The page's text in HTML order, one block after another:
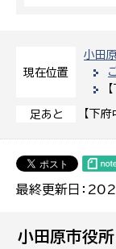
現在位置
小田
足あと 【下
最終更新日：
小田原市役所